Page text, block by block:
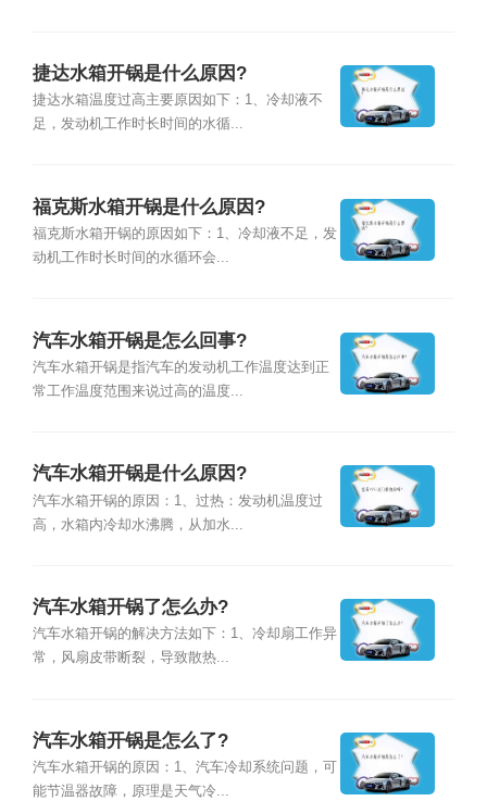
捷达水箱开锅是什么原因?
捷达水箱温度过高主要原因如下：1、冷却液不
足，发动机工作时长时间的水循...
福克斯水箱开锅是什么原因?
福克斯水箱开锅的原因如下：1、冷却液不足，发
动机工作时长时间的水循环会...
汽车水箱开锅是怎么回事?
汽车水箱开锅是指汽车的发动机工作温度达到正
常工作温度范围来说过高的温度...
汽车水箱开锅是什么原因?
汽车水箱开锅的原因：1、过热：发动机温度过
高，水箱内冷却水沸腾，从加水...
汽车水箱开锅了怎么办?
汽车水箱开锅的解决方法如下：1、冷却扇工作异
常，风扇皮带断裂，导致散热...
汽车水箱开锅是怎么了?
汽车水箱开锅的原因：1、汽车冷却系统问题，可
能节温器故障，原理是天气冷...